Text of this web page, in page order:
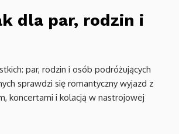
dla par, rodzin i
par, rodzin i osób podróżujących
sprawdzi się romantyczny wyjazd z
koncertami i kolacją w nastrojowej